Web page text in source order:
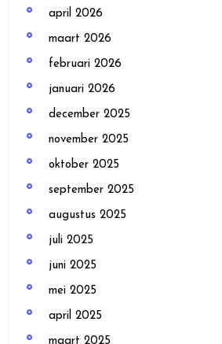
april 2026
maart 2026
februari 2026
januari 2026
december 2025
november 2025
oktober 2025
september 2025
augustus 2025
juli 2025
juni 2025
mei 2025
april 2025
maart 2025